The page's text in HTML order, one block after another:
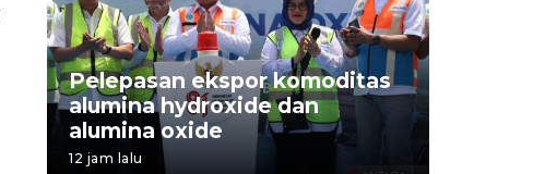
Pelepasan ekspor komoditas
alumina hydroxide dan
alumina oxide
12 jam lalu